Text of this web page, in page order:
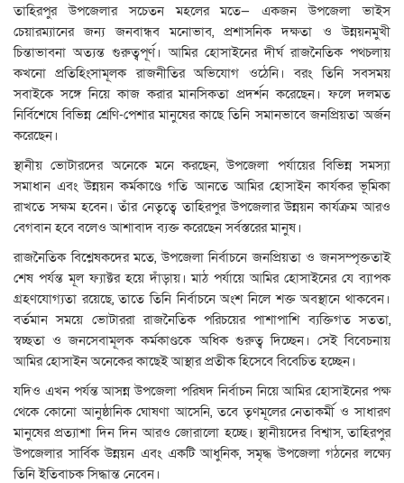
তাহিরপুর উপজেলার সচেতন মহলের মতে— একজন উপজেলা ভাইস
চেয়ারম্যানের জন্য জনবান্ধব মনোভাব, প্রশাসনিক দক্ষতা ও উন্নয়নমুখী
চিন্তাভাবনা অত্যন্ত গুরুত্বপূর্ণ। আমির হোসাইনের দীর্ঘ রাজনৈতিক পথচলায়
কখনো প্রতিহিংসামূলক রাজনীতির অভিযোগ ওঠেনি। বরং তিনি সবসময়
সবাইকে সঙ্গে নিয়ে কাজ করার মানসিকতা প্রদর্শন করেছেন। ফলে দলমত
নির্বিশেষে বিভিন্ন শ্রেণি-পেশার মানুষের কাছে তিনি সমানভাবে জনপ্রিয়তা অর্জন
করেছেন।
স্থানীয় ভোটারদের অনেকে মনে করছেন, উপজেলা পর্যায়ের বিভিন্ন সমস্যা
সমাধান এবং উন্নয়ন কর্মকাণ্ডে গতি আনতে আমির হোসাইন কার্যকর ভূমিকা
রাখতে সক্ষম হবেন। তাঁর নেতৃত্বে তাহিরপুর উপজেলার উন্নয়ন কার্যক্রম আরও
বেগবান হবে বলেও আশাবাদ ব্যক্ত করেছেন সর্বস্তরের মানুষ।
রাজনৈতিক বিশ্লেষকদের মতে, উপজেলা নির্বাচনে জনপ্রিয়তা ও জনসম্পৃক্ততাই
শেষ পর্যন্ত মূল ফ্যাক্টর হয়ে দাঁড়ায়। মাঠ পর্যায়ে আমির হোসাইনের যে ব্যাপক
গ্রহণযোগ্যতা রয়েছে, তাতে তিনি নির্বাচনে অংশ নিলে শক্ত অবস্থানে থাকবেন।
বর্তমান সময়ে ভোটাররা রাজনৈতিক পরিচয়ের পাশাপাশি ব্যক্তিগত সততা,
স্বচ্ছতা ও জনসেবামূলক কর্মকাণ্ডকে অধিক গুরুত্ব দিচ্ছেন। সেই বিবেচনায়
আমির হোসাইন অনেকের কাছেই আস্থার প্রতীক হিসেবে বিবেচিত হচ্ছেন।
যদিও এখন পর্যন্ত আসন্ন উপজেলা পরিষদ নির্বাচন নিয়ে আমির হোসাইনের পক্ষ
থেকে কোনো আনুষ্ঠানিক ঘোষণা আসেনি, তবে তৃণমূলের নেতাকর্মী ও সাধারণ
মানুষের প্রত্যাশা দিন দিন আরও জোরালো হচ্ছে। স্থানীয়দের বিশ্বাস, তাহিরপুর
উপজেলার সার্বিক উন্নয়ন এবং একটি আধুনিক, সমৃদ্ধ উপজেলা গঠনের লক্ষ্যে
তিনি ইতিবাচক সিদ্ধান্ত নেবেন।